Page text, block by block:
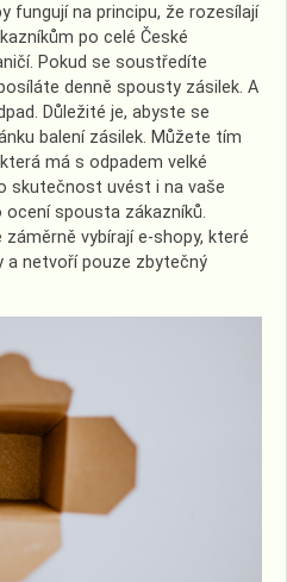
fungují na principu, že rozesílají
po celé České
Pokud se soustředíte
denně spousty zásilek. A
Důležité je, abyste se
balení zásilek. Můžete tím
má s odpadem velké
skutečnost uvést i na vaše
spousta zákazníků.
vybírají e-shopy, které
a netvoří pouze zbytečný